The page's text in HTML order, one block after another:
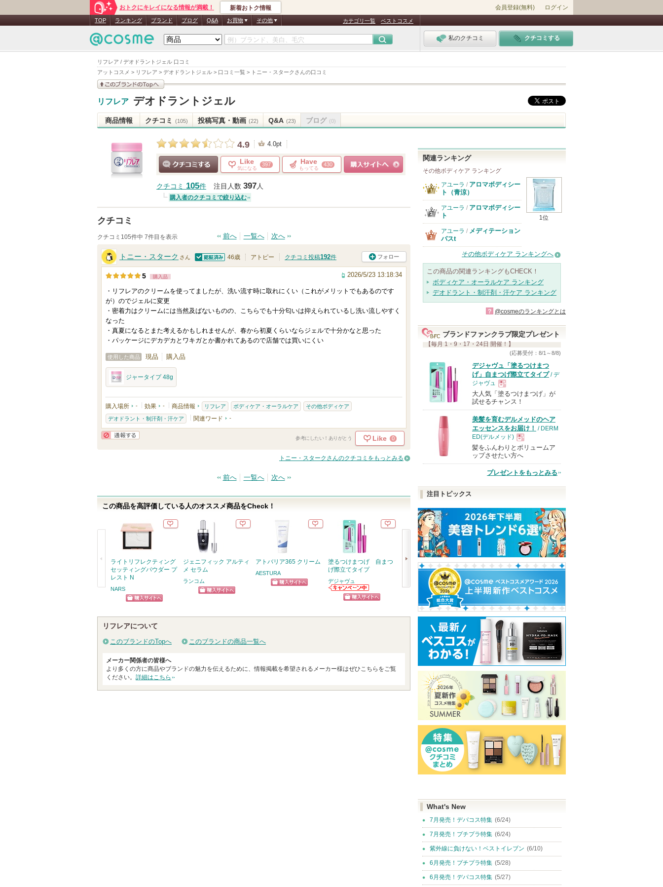
リフレア / デオドラントジェル 口コミ
アットコスメ > リフレア > デオドラントジェル > 口コミ一覧 > トニー・スタークさんの口コミ
おトクにキレイになる情報が満載！ 新着おトク情報 会員登録(無料) ログイン
TOP ランキング ブランド ブログ Q&A お買物 その他 カテゴリ一覧 ベストコスメ
私のクチコミ クチコミする
このブランドの情報を
リフレア デオドラントジェル
商品情報 クチコミ (105) 投稿写真・動画 (22) Q&A (23) ブログ (0)
4.9 4.0pt
Like
気になる
397 Have
もってる
430
クチコミ 105件 注目人数 397人
購入者のクチコミで絞り込む
クチコミ
クチコミ105件中 7件目を表示 前へ 一覧へ 次へ
トニー・スターク さん
認証済
46歳 アトピー クチコミ投稿192件 フォロー
5 購入品 2026/5/23 13:18:34
・リフレアのクリームを使ってましたが、洗い流す時に取れにくい（これがメリットでもあるのです
が）のでジェルに変更
・密着力はクリームには当然及ばないものの、こちらでも十分匂いは抑えられているし洗い流しやすく
なった
・真夏になるとまた考えるかもしれませんが、春から初夏くらいならジェルで十分かなと思った
・パッケージにデカデカとワキガとか書かれてあるので店舗では買いにくい
使用した商品 現品 購入品
ジャータイプ 48g
購入場所 - 効果 - 商品情報 リフレア ボディケア・オーラルケア その他ボディケア
デオドラント・制汗剤・汗ケア 関連ワード -
参考にしたい！ありがとう Like 0
トニー・スタークさんのクチコミをもっとみる
前へ 一覧へ 次へ
この商品を高評価している人のオススメ商品をCheck！
ライトリフレクティング
セッティングパウダー プ
レスト N
NARS
ジェニフィック アルティ
メ セラム
ランコム
アトバリア365 クリーム
AESTURA
塗るつけまつげ 自まつ
げ際立てタイプ
デジャヴュ
デジャヴュから
のお知らせがあ
ゴールデンタイムリペ
ア 深夜浸透クリーム
ショッピン
グサイトへ
超細芯アイブロウ
ショッピン
グサイトへ
アルティミューン パワラ
イジング セラム
SHISEIDO
SHISEIDOから
ります ショッピン
リフレアについて
このブランドのTopへ このブランドの商品一覧へ
メーカー関係者の皆様へ
より多くの方に商品やブランドの魅力を伝えるために、情報掲載を希望されるメーカー様はぜひこちらをご覧
ください。 詳細はこちら
関連ランキング
その他ボディケア ランキング
1位
アユーラ / アロマボディシー
ト（青涼）
アユーラ / アロマボディシー
ト
アユーラ / メディテーション
バスt
その他ボディケア ランキングへ
この商品の関連ランキングもCHECK！
ボディケア・オーラルケア ランキング
デオドラント・制汗剤・汗ケア ランキング
? @cosmeのランキングとは
ブランドファンクラブ限定プレゼント
【毎月 1・9・17・24日 開催！】
(応募受付：8/1～8/8)
デジャヴュ「塗るつけまつ
げ」自まつげ際立てタイプ/ デ
ジャヴュ
現
品
大人気「塗るつけまつげ」が
試せるチャンス！
美髪を育むデルメッドのヘア
エッセンスをお届け！ / DERM
ED(デルメッド)
現
品
髪をふんわりとボリュームア
ップさせたい方へ
プレゼントをもっとみる
注目トピックス
What's New
7月発売！デパコス特集 (6/24)
7月発売！プチプラ特集 (6/24)
紫外線に負けない！ベストイレブン (6/10)
6月発売！プチプラ特集 (5/28)
6月発売！デパコス特集 (5/27)